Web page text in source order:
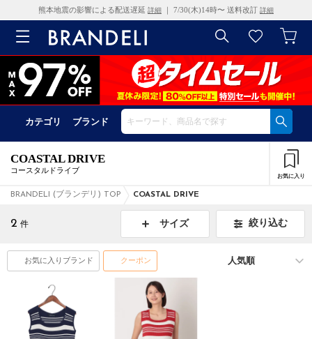
熊本地震の影響による配送遅延 詳細 ｜ 7/30(木)14時〜 送料改訂 詳細
カテゴリ ブランド
COASTAL DRIVE
コースタルドライブ
お気に入り
BRANDELI (ブランデリ) TOP COASTAL DRIVE
2 件 サイズ 絞り込む
お気に入りブランド クーポン